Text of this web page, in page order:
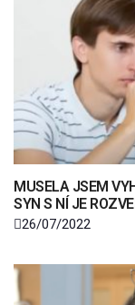
MUSELA JSEM
SYN S NÍ JE
26/07/2022